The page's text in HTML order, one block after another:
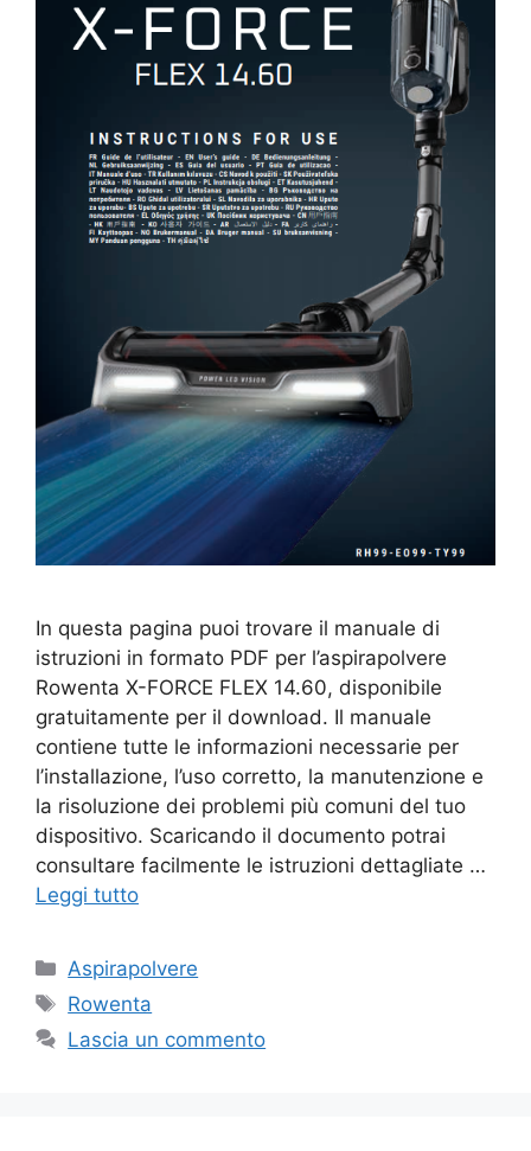
In questa pagina puoi trovare il manuale di
istruzioni in formato PDF per l’aspirapolvere
Rowenta X-FORCE FLEX 14.60, disponibile
gratuitamente per il download. Il manuale
contiene tutte le informazioni necessarie per
l’installazione, l’uso corretto, la manutenzione e
la risoluzione dei problemi più comuni del tuo
dispositivo. Scaricando il documento potrai
consultare facilmente le istruzioni dettagliate …
Leggi tutto
Categorie
Aspirapolvere
Tag
Rowenta
Lascia un commento